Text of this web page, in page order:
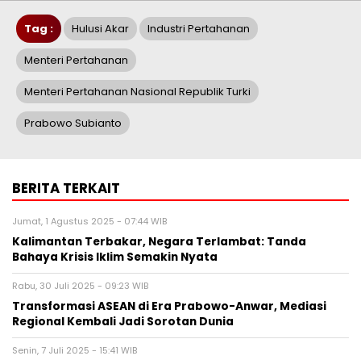
Tag : Hulusi Akar Industri Pertahanan
Menteri Pertahanan
Menteri Pertahanan Nasional Republik Turki
Prabowo Subianto
BERITA TERKAIT
Jumat, 1 Agustus 2025 - 07:44 WIB
Kalimantan Terbakar, Negara Terlambat: Tanda
Bahaya Krisis Iklim Semakin Nyata
Rabu, 30 Juli 2025 - 09:23 WIB
Transformasi ASEAN di Era Prabowo-Anwar, Mediasi
Regional Kembali Jadi Sorotan Dunia
Senin, 7 Juli 2025 - 15:41 WIB